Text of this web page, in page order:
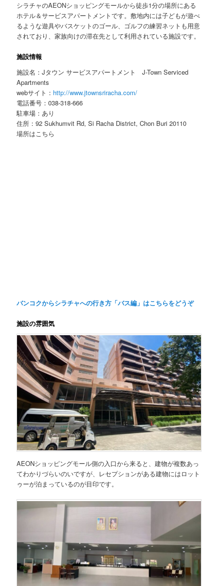
シラチャのAEONショッピングモールから徒歩1分の場所にある
ホテル＆サービスアパートメントです。敷地内には子どもが遊べ
るような遊具やバスケットのゴール、ゴルフの練習ネットも用意
されており、家族向けの滞在先として利用されている施設です。
施設情報
施設名：Jタウン サービスアパートメント J-Town Serviced
Apartments
webサイト： http://www.jtownsriracha.com/
電話番号：038-318-666
駐車場：あり
住所：92 Sukhumvit Rd, Si Racha District, Chon Buri 20110
場所はこちら
バンコクからシラチャへの行き方「バス編」はこちらをどうぞ
施設の雰囲気
AEONショッピングモール側の入口から来ると、建物が複数あっ
てわかりづらいのいですが、レセプションがある建物にはロット
ゥーが泊まっているのが目印です。